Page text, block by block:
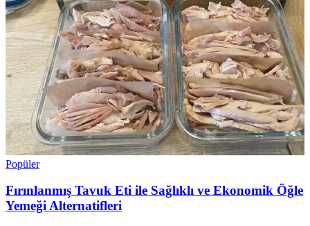
Popüler
Fırınlanmış Tavuk Eti ile Sağlıklı ve Ekonomik Öğle
Yemeği Alternatifleri